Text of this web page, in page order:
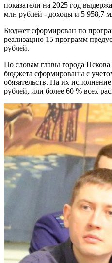
показатели на 2025 год
млн рублей - доходы и 5 958,7
Бюджет сформирован по
реализацию 15 программ
рублей.
По словам главы города
бюджета сформированы с
обязательств. На их
рублей, или более 60 % всех